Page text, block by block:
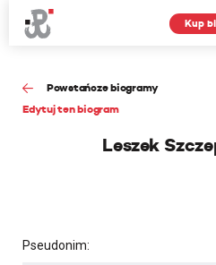
Kup
Powstańcze biogramy
Edytuj ten biogram
Leszek
Pseudonim: